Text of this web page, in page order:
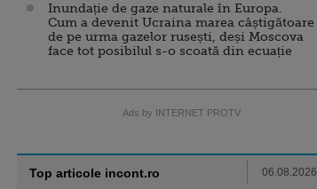
Inundație de gaze naturale în Europa.
Cum a devenit Ucraina marea câștigătoare
de pe urma gazelor rusești, deși Moscova
face tot posibilul s-o scoată din ecuație
Ads by INTERNET PROTV
Top articole incont.ro 06.08.2026